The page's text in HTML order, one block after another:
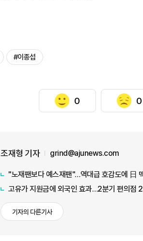
#이종섭
0 0
조재형 기자 grind@ajunews.com
"노재팬보다 예스재팬"…역대급 호감도에 日
고유가 지원금에 외국인 효과…2분기 편의점
기자의 다른기사